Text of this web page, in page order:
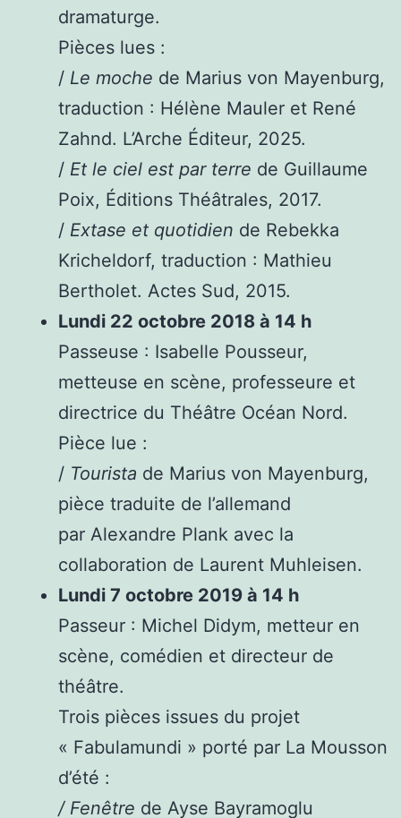
dramaturge.
Pièces lues :
/ Le moche de Marius von Mayenburg,
traduction : Hélène Mauler et René
Zahnd. L’Arche Éditeur, 2025.
/ Et le ciel est par terre de Guillaume
Poix, Éditions Théâtrales, 2017.
/ Extase et quotidien de Rebekka
Kricheldorf, traduction : Mathieu
Bertholet. Actes Sud, 2015.
Lundi 22 octobre 2018 à 14 h
Passeuse : Isabelle Pousseur,
metteuse en scène, professeure et
directrice du Théâtre Océan Nord.
Pièce lue :
/ Tourista de Marius von Mayenburg,
pièce traduite de l’allemand
par Alexandre Plank avec la
collaboration de Laurent Muhleisen.
Lundi 7 octobre 2019 à 14 h
Passeur : Michel Didym, metteur en
scène, comédien et directeur de
théâtre.
Trois pièces issues du projet
« Fabulamundi » porté par La Mousson
d’été :
/ Fenêtre de Ayse Bayramoglu